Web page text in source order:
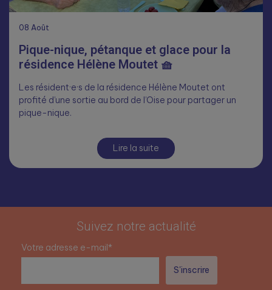
08 Août
Pique-nique, pétanque et glace pour la
résidence Hélène Moutet 🧺
Les résident·e·s de la résidence Hélène Moutet ont
profité d’une sortie au bord de l’Oise pour partager un
pique-nique.
Lire la suite
Suivez notre actualité
Votre adresse e-mail*